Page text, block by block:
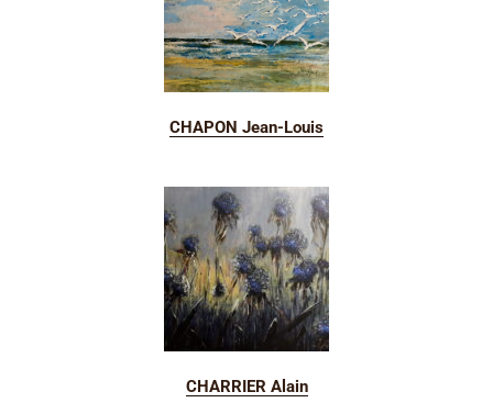
CHAPON Jean-Louis
CHARRIER Alain